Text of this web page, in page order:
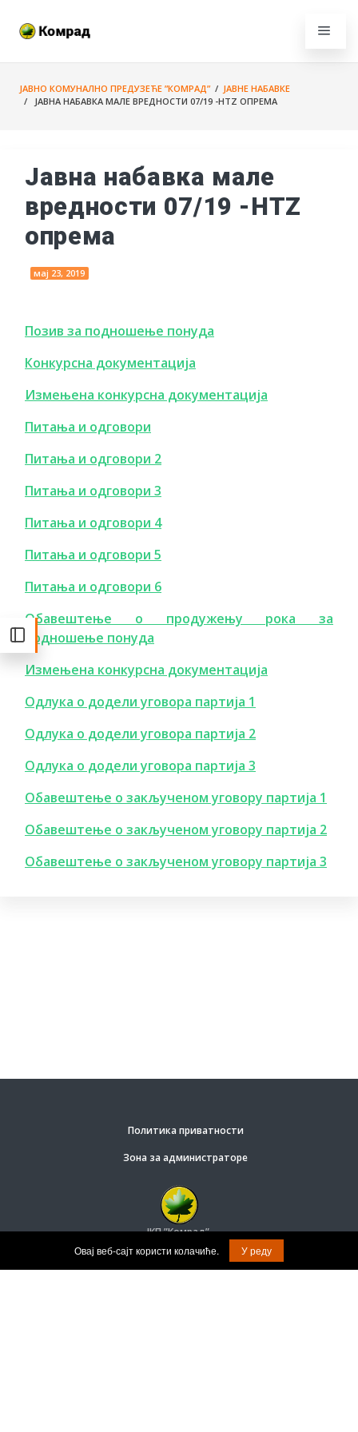
ЈАВНО КОМУНАЛНО ПРЕДУЗЕЋЕ ”КОМРАД”/ ЈАВНЕ НАБАВКЕ
/ ЈАВНА НАБАВКА МАЛЕ ВРЕДНОСТИ 07/19 -HTZ ОПРЕМА
Јавна набавка мале
вредности 07/19 -HTZ
опрема
мај 23, 2019
Позив за подношење понуда
Конкурсна документација
Измењена конкурсна документација
Питања и одговори
Питања и одговори 2
Питања и одговори 3
Питања и одговори 4
Питања и одговори 5
Питања и одговори 6
Обавештење о продужењу рока за
подношење понуда
Измењена конкурсна документација
Одлука о додели уговора партија 1
Одлука о додели уговора партија 2
Одлука о додели уговора партија 3
Обавештење о закљученом уговору партија 1
Обавештење о закљученом уговору партија 2
Обавештење о закљученом уговору партија 3
Политика приватности
Зона за администраторе
ЈКП ”Комрад”.
© Задржана права на садржај.
Овај веб-сајт користи колачиће. У реду